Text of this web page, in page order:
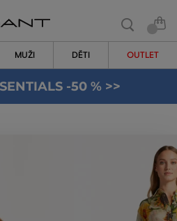
MUŽI DĚTI OUTLET
-50 % >>